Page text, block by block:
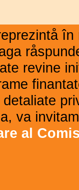
revine
va
al